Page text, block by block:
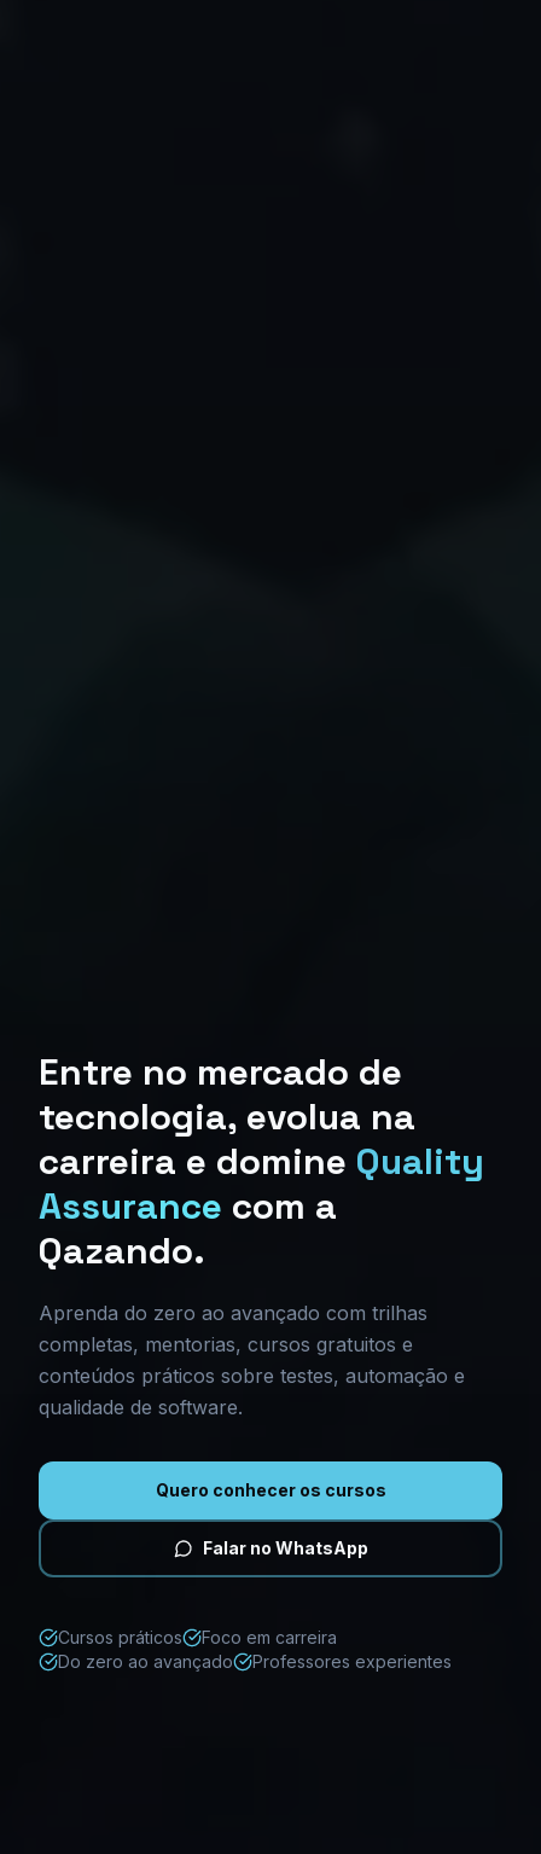
Entre no mercado de
tecnologia, evolua na
carreira e domine Quality
Assurance com a
Qazando.
Aprenda do zero ao avançado com trilhas
completas, mentorias, cursos gratuitos e
conteúdos práticos sobre testes, automação e
qualidade de software.
Quero conhecer os cursos
Falar no WhatsApp
Cursos práticos
Foco em carreira
Do zero ao avançado
Professores experientes